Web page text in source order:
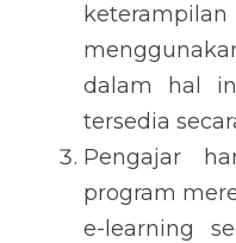
dalam hal
tersedia
Pengajar
program
e-learning